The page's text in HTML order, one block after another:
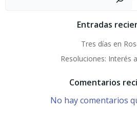
Entradas
Tres días en
Resoluciones: Interés
Comentarios
No hay comentarios